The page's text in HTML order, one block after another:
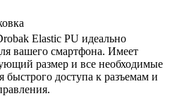
Elastic PU идеально
вашего смартфона. Имеет
размер и все необходимые
быстрого доступа к разъемам и